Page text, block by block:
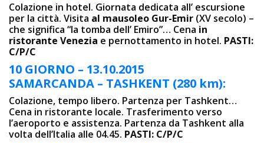
Colazione in hotel. Giornata dedicata all’ escursione
per la città. Visita al mausoleo Gur-Emir (XV secolo) –
che significa “la tomba dell’ Emiro”… Cena in
ristorante Venezia e pernottamento in hotel. PASTI:
C/P/C
10 GIORNO – 13.10.2015
SAMARCANDA – TASHKENT (280 km):
Colazione, tempo libero. Partenza per Tashkent…
Cena in ristorante locale. Trasferimento verso
l’aeroporto e assistenza. Partenza da Tashkent alla
volta dell’Italia alle 04.45. PASTI: C/P/C